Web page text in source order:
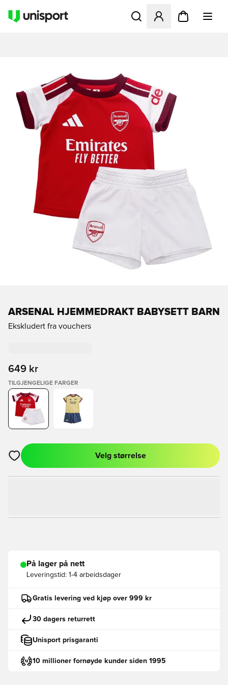
Åpner en Modal for å
ARSENAL HJEMMEDRAKT BABYSETT BARN
Ekskludert fra vouchers
649 kr
TILGJENGELIGE FARGER
Åpner en Modal for å logge inn eller registrere deg som
Velg størrelse
På lager på nett
Leveringstid: 1-4 arbeidsdager
Gratis levering ved kjøp over 999 kr
30 dagers returrett
Unisport prisgaranti
10 millioner fornøyde kunder siden 1995